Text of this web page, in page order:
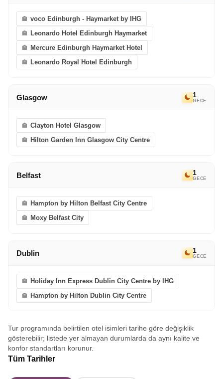
voco Edinburgh - Haymarket by IHG
Leonardo Hotel Edinburgh Haymarket
Mercure Edinburgh Haymarket Hotel
Leonardo Royal Hotel Edinburgh
Glasgow 1
GECE
Clayton Hotel Glasgow
Hilton Garden Inn Glasgow City Centre
Belfast 1
GECE
Hampton by Hilton Belfast City Centre
Moxy Belfast City
Dublin 1
GECE
Holiday Inn Express Dublin City Centre by IHG
Hampton by Hilton Dublin City Centre
Tur programında belirtilen otel isimleri tarihe göre değişiklik
gösterebilir; listede yer almayan durumlarda da aynı kalite ve
konfor standartları korunur.
Tüm Tarihler